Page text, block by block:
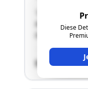
Diese
"Unbebaute
laut